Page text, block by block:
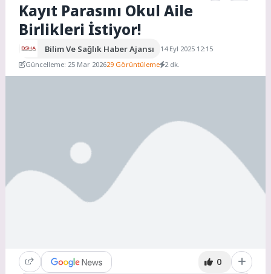
Kayıt Parasını Okul Aile
Birlikleri İstiyor!
Bilim Ve Sağlık Haber Ajansı
14 Eyl 2025 12:15
Güncelleme: 25 Mar 202629 Görüntüleme 2 dk.
0